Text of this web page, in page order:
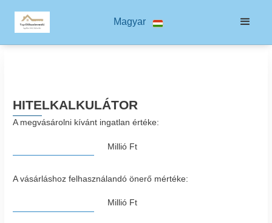
Magyar
HITELKALKULÁTOR
A megvásárolni kívánt ingatlan értéke:
Millió Ft
A vásárláshoz felhasználandó önerő mértéke:
Millió Ft